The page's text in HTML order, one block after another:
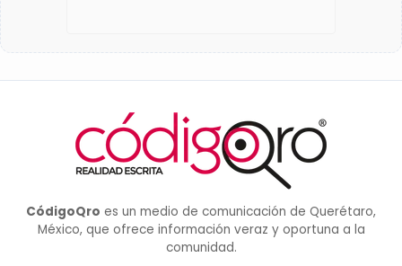
CódigoQro es un medio de comunicación de Querétaro,
México, que ofrece información veraz y oportuna a la
comunidad.